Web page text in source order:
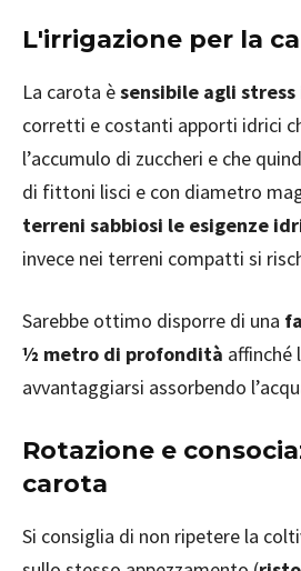
L'irrigazione per la
La carota èsensibile agli
corretti e costanti apporti idrici
l’accumulo di zuccheri e che
di fittoni lisci e con diametro
terreni sabbiosi le esigenze
invece nei terreni compatti si
Sarebbe ottimo disporre di una
½ metro di profondità affinché
avvantaggiarsi assorbendo
Rotazione e
carota
Si consiglia di non ripetere la